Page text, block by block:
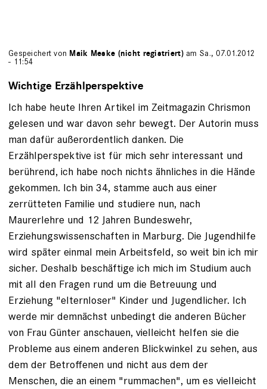
Gespeichert von Maik Meske (nicht registriert)am Sa., 07.01.2012
- 11:54
Wichtige Erzählperspektive
Ich habe heute Ihren Artikel im Zeitmagazin Chrismon
gelesen und war davon sehr bewegt. Der Autorin muss
man dafür außerordentlich danken. Die
Erzählperspektive ist für mich sehr interessant und
berührend, ich habe noch nichts ähnliches in die Hände
gekommen. Ich bin 34, stamme auch aus einer
zerrütteten Familie und studiere nun, nach
Maurerlehre und 12 Jahren Bundeswehr,
Erziehungswissenschaften in Marburg. Die Jugendhilfe
wird später einmal mein Arbeitsfeld, so weit bin ich mir
sicher. Deshalb beschäftige ich mich im Studium auch
mit all den Fragen rund um die Betreuung und
Erziehung "elternloser" Kinder und Jugendlicher. Ich
werde mir demnächst unbedingt die anderen Bücher
von Frau Günter anschauen, vielleicht helfen sie die
Probleme aus einem anderen Blickwinkel zu sehen, aus
dem der Betroffenen und nicht aus dem der
Menschen, die an einem "rummachen", um es vielleicht